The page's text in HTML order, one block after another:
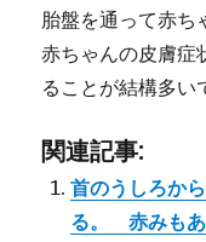
胎盤を通って赤ち
赤ちゃんの皮膚症
ることが結構多い
関連記事:
首のうしろか
る。 赤みもあ